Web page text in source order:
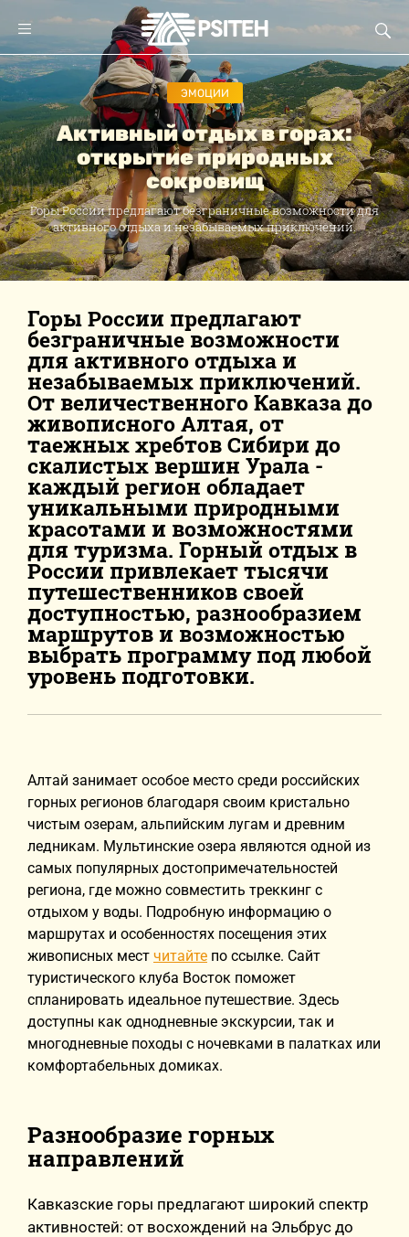
ЭМОЦИИ
Активный отдых в горах:
открытие природных
сокровищ
Горы России предлагают безграничные возможности для
активного отдыха и незабываемых приключений.
Горы России предлагают
безграничные возможности
для активного отдыха и
незабываемых приключений.
От величественного Кавказа до
живописного Алтая, от
таежных хребтов Сибири до
скалистых вершин Урала -
каждый регион обладает
уникальными природными
красотами и возможностями
для туризма. Горный отдых в
России привлекает тысячи
путешественников своей
доступностью, разнообразием
маршрутов и возможностью
выбрать программу под любой
уровень подготовки.
Алтай занимает особое место среди российских
горных регионов благодаря своим кристально
чистым озерам, альпийским лугам и древним
ледникам. Мультинские озера являются одной из
самых популярных достопримечательностей
региона, где можно совместить треккинг с
отдыхом у воды. Подробную информацию о
маршрутах и особенностях посещения этих
живописных мест читайте по ссылке. Сайт
туристического клуба Восток поможет
спланировать идеальное путешествие. Здесь
доступны как однодневные экскурсии, так и
многодневные походы с ночевками в палатках или
комфортабельных домиках.
Разнообразие горных
направлений
Кавказские горы предлагают широкий спектр
активностей: от восхождений на Эльбрус до